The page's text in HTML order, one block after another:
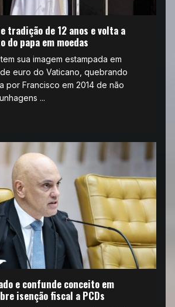
tradição de 12 anos e volta a
do papa em moedas
sua imagem estampada em
euro do Vaticano, quebrando
por Francisco em 2014 de não
...
e confunde conceito em
isenção fiscal a PCDs